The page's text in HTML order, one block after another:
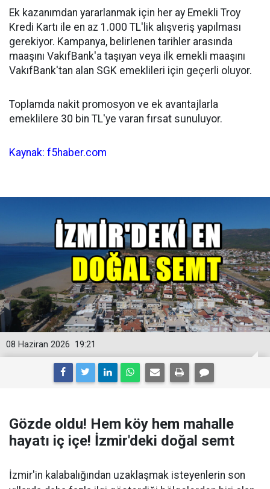
Ek kazanımdan yararlanmak için her ay Emekli Troy
Kredi Kartı ile en az 1.000 TL'lik alışveriş yapılması
gerekiyor. Kampanya, belirlenen tarihler arasında
maaşını VakıfBank'a taşıyan veya ilk emekli maaşını
VakıfBank'tan alan SGK emeklileri için geçerli oluyor.
Toplamda nakit promosyon ve ek avantajlarla
emeklilere 30 bin TL'ye varan fırsat sunuluyor.
Kaynak: f5haber.com
19:21
08 Haziran 2026
Gözde oldu! Hem köy hem mahalle
hayatı iç içe! İzmir'deki doğal semt
İzmir'in kalabalığından uzaklaşmak isteyenlerin son